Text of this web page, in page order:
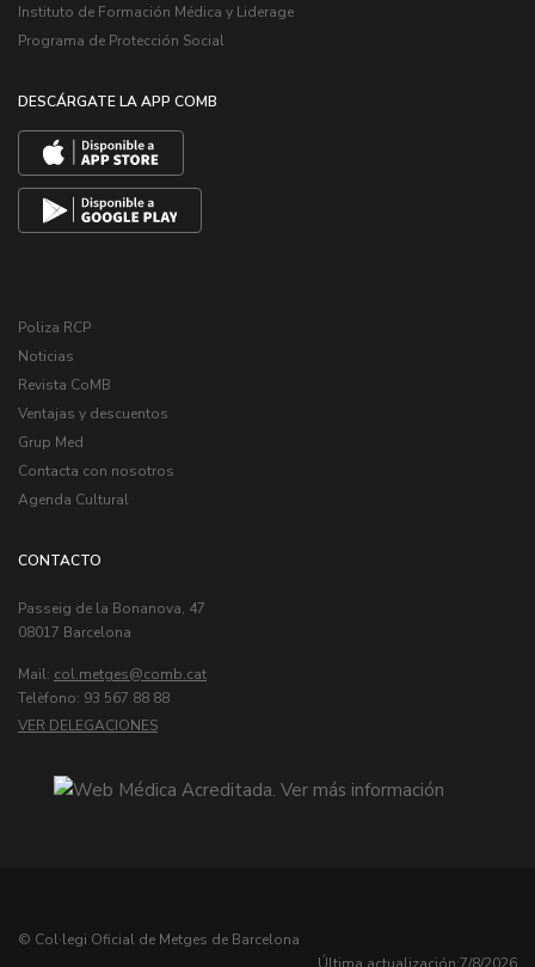
Instituto de Formación Médica y Liderage
Programa de Protección Social
DESCÁRGATE LA APP COMB
Poliza RCP
Noticias
Revista CoMB
Ventajas y descuentos
Grup Med
Contacta con nosotros
Agenda Cultural
CONTACTO
Passeig de la Bonanova, 47
08017 Barcelona
Mail: col.metges
Telèfono: 93 567 88 88
VER DELEGACIONES
© Col·legi Oficial de Metges de Barcelona
Última actualización:7/8/2026